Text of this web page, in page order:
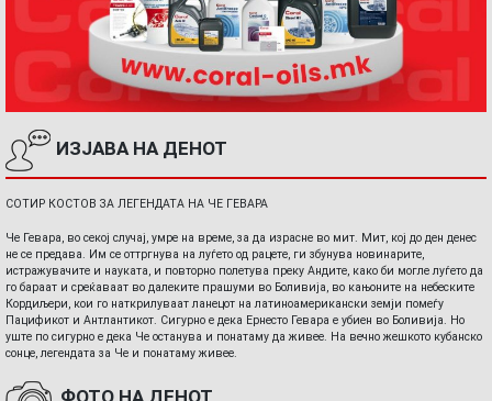
ИЗЈАВА НА ДЕНОТ
СОТИР КОСТОВ ЗА ЛЕГЕНДАТА НА ЧЕ ГЕВАРА
Че Гевара, во секој случај, умре на време, за да израсне во мит. Мит, кој до ден денес
не се предава. Им се оттргнува на луѓето од рацете, ги збунува новинарите,
истражувачите и науката, и повторно полетува преку Андите, како би могле луѓето да
го бараат и среќаваат во далеките прашуми во Боливија, во кањоните на небеските
Кордиљери, кои го наткрилуваат ланецот на латиноамерикански земји помеѓу
Пацификот и Антлантикот. Сигурно е дека Ернесто Гевара е убиен во Боливија. Но
уште по сигурно е дека Че останува и понатаму да живее. На вечно жешкото кубанско
сонце, легендата за Че и понатаму живее.